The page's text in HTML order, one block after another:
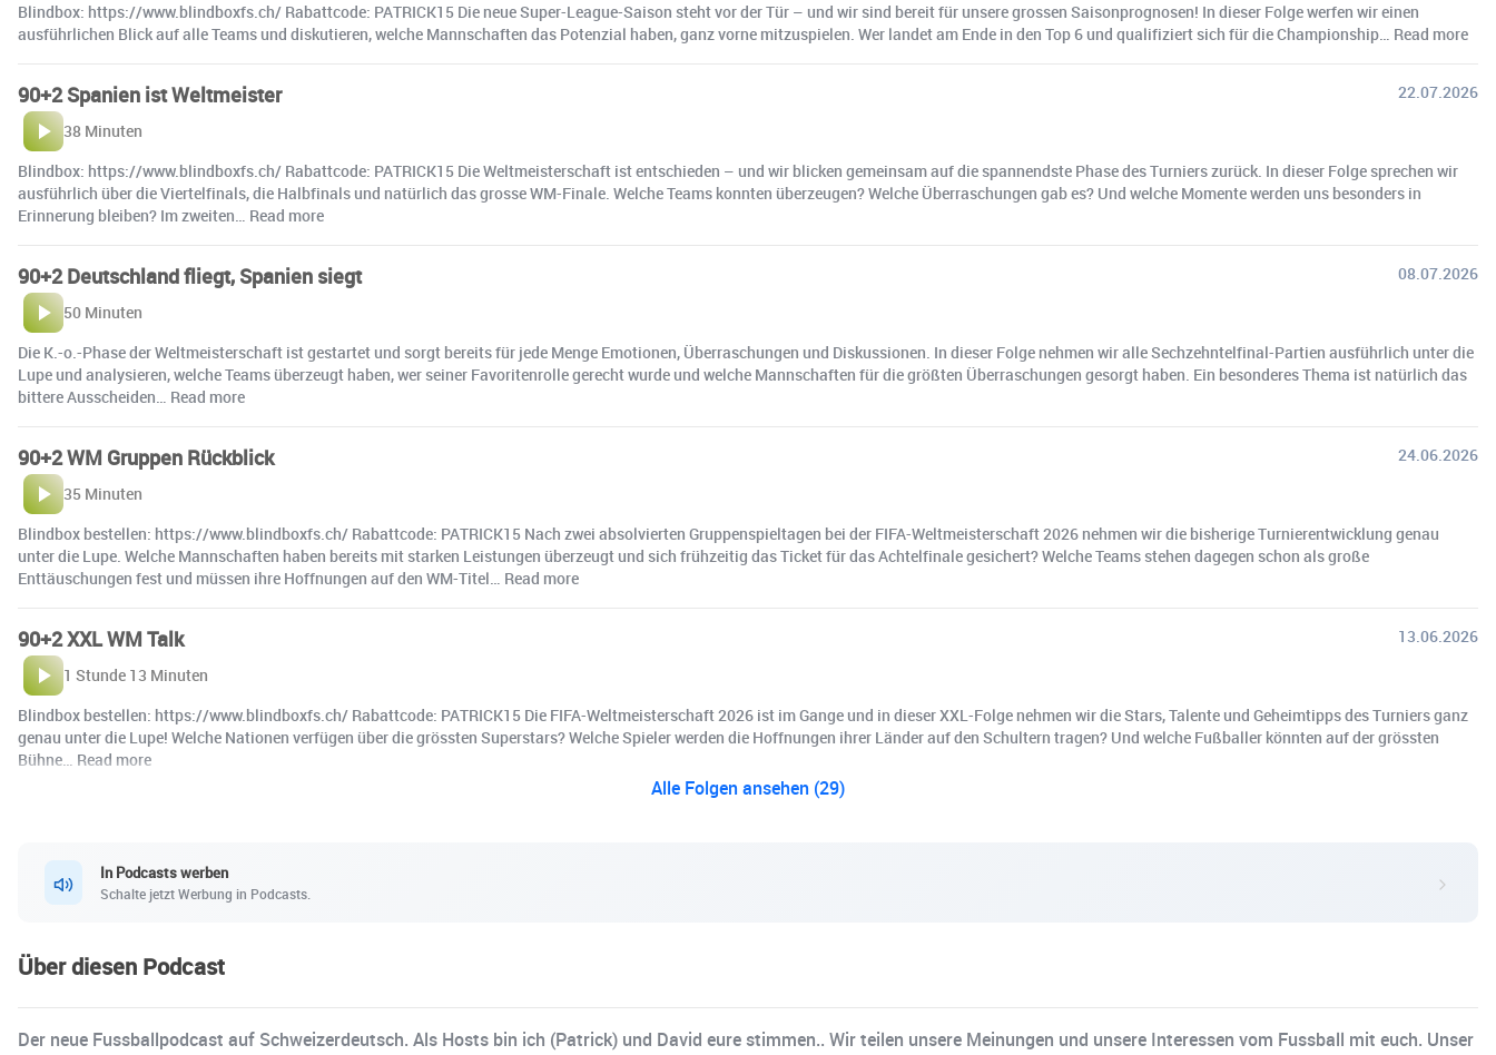
Blindbox: https://www.blindboxfs.ch/ Rabattcode: PATRICK15 Die neue Super-League-Saison steht vor der Tür – und wir sind bereit für unsere grossen Saisonprognosen! In dieser Folge werfen wir einen
ausführlichen Blick auf alle Teams und diskutieren, welche Mannschaften das Potenzial haben, ganz vorne mitzuspielen. Wer landet am Ende in den Top 6 und qualifiziert sich für die Championship… Read more
90+2 Spanien ist Weltmeister
22.07.2026
38 Minuten
Blindbox: https://www.blindboxfs.ch/ Rabattcode: PATRICK15 Die Weltmeisterschaft ist entschieden – und wir blicken gemeinsam auf die spannendste Phase des Turniers zurück. In dieser Folge sprechen wir
ausführlich über die Viertelfinals, die Halbfinals und natürlich das grosse WM-Finale. Welche Teams konnten überzeugen? Welche Überraschungen gab es? Und welche Momente werden uns besonders in
Erinnerung bleiben? Im zweiten… Read more
90+2 Deutschland fliegt, Spanien siegt
08.07.2026
50 Minuten
Die K.-o.-Phase der Weltmeisterschaft ist gestartet und sorgt bereits für jede Menge Emotionen, Überraschungen und Diskussionen. In dieser Folge nehmen wir alle Sechzehntelfinal-Partien ausführlich unter die
Lupe und analysieren, welche Teams überzeugt haben, wer seiner Favoritenrolle gerecht wurde und welche Mannschaften für die größten Überraschungen gesorgt haben. Ein besonderes Thema ist natürlich das
bittere Ausscheiden… Read more
90+2 WM Gruppen Rückblick
24.06.2026
35 Minuten
Blindbox bestellen: https://www.blindboxfs.ch/ Rabattcode: PATRICK15 Nach zwei absolvierten Gruppenspieltagen bei der FIFA-Weltmeisterschaft 2026 nehmen wir die bisherige Turnierentwicklung genau
unter die Lupe. Welche Mannschaften haben bereits mit starken Leistungen überzeugt und sich frühzeitig das Ticket für das Achtelfinale gesichert? Welche Teams stehen dagegen schon als große
Enttäuschungen fest und müssen ihre Hoffnungen auf den WM-Titel… Read more
90+2 XXL WM Talk
13.06.2026
1 Stunde 13 Minuten
Blindbox bestellen: https://www.blindboxfs.ch/ Rabattcode: PATRICK15 Die FIFA-Weltmeisterschaft 2026 ist im Gange und in dieser XXL-Folge nehmen wir die Stars, Talente und Geheimtipps des Turniers ganz
genau unter die Lupe! Welche Nationen verfügen über die grössten Superstars? Welche Spieler werden die Hoffnungen ihrer Länder auf den Schultern tragen? Und welche Fußballer könnten auf der grössten
Bühne… Read more
Alle Folgen ansehen (29)
In Podcasts werben
Schalte jetzt Werbung in Podcasts.
Über diesen Podcast
Der neue Fussballpodcast auf Schweizerdeutsch. Als Hosts bin ich (Patrick) und David eure stimmen.. Wir teilen unsere Meinungen und unsere Interessen vom Fussball mit euch. Unser